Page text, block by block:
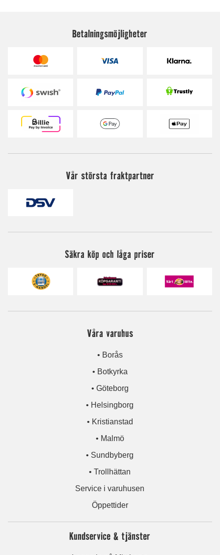
Betalningsmöjligheter
Vår största fraktpartner
Säkra köp och låga priser
Våra varuhus
• Borås
• Botkyrka
• Göteborg
• Helsingborg
• Kristianstad
• Malmö
• Sundbyberg
• Trollhättan
Service i varuhusen
Öppettider
Kundservice & tjänster